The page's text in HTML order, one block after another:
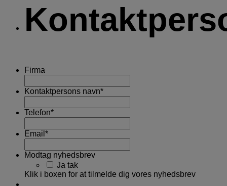
Firma
Kontaktpersons navn*
Telefon*
Email *
Modtag nyhedsbrev
Ja tak
Klik i boxen for at tilmelde dig vores nyhedsbrev